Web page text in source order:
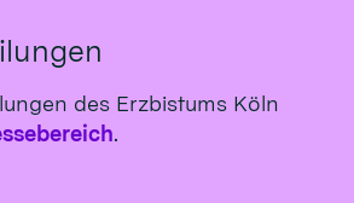
des Erzbistums Köln
.